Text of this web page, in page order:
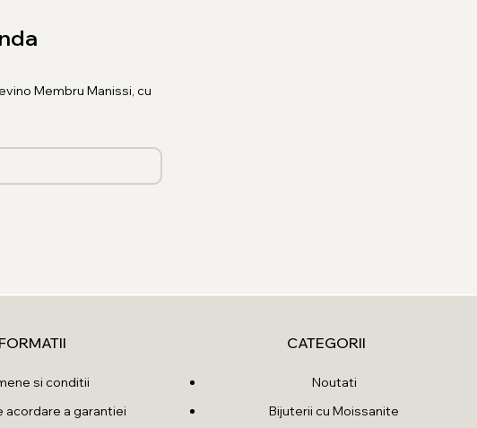
Membru Manissi, cu
si conditii
acordare a garantiei
CATEGORII
Noutati
Bijuterii cu Moissanite